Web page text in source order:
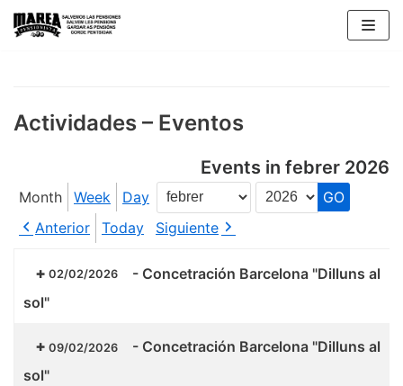
Skip
Actividades – Eventos
Events in febrer 2026
Month Week Day
Month
Year
Anterior
Today Siguiente
02/02/2026 - Concetración Barcelona "Dilluns al
sol"
09/02/2026 - Concetración Barcelona "Dilluns al
sol"